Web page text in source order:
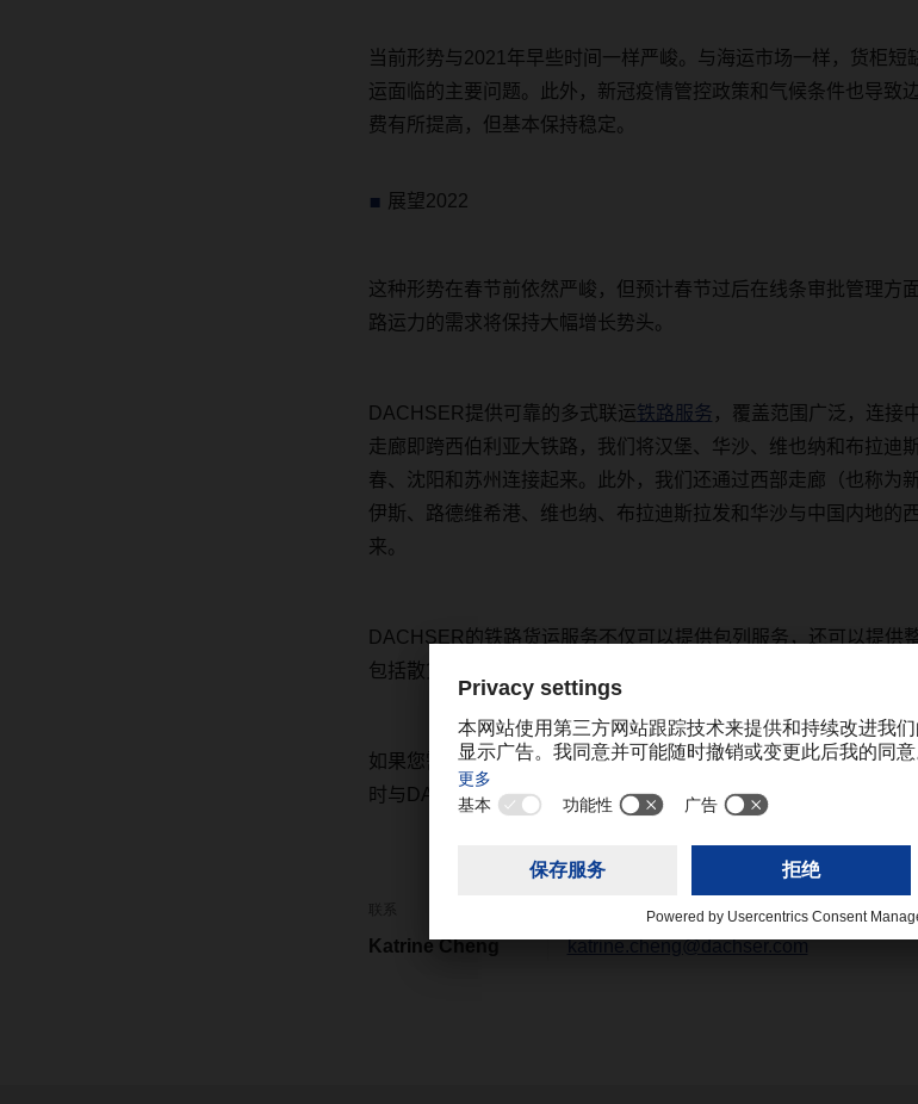
当前形势与2021 年早些时间一样严峻。与海运市场一样，货柜
运面临的主要问题。此外，新冠疫情管控政策和气候条件也导致
费有所提高，但基本保持稳定。
展望2022
这种形势在春节前依然严峻，但预计春节过后在线条审批管理方
路运力的需求将保持大幅增长势头。
DACHSER提供可靠的多式联运铁路服务 ，覆盖范围广泛，连接
走廊即跨西伯利亚大铁路，我们将汉堡、华沙、维也纳和布拉迪
春、沈阳和苏州连接起来。
此外，我们还通过西部走廊（也称为
伊斯、路德维希港、维也纳、布拉迪斯拉发和华沙与中国内地的
来。
DACHSER 的铁路货运服务不仅可以提供包列服务，还可以提供
包括散货服务
如果您需了解除上述城市以外的任何其他出发终点站和/或目的地
时与 DACHSER代表联系。
Katrine Cheng katrine.cheng@dachser.com